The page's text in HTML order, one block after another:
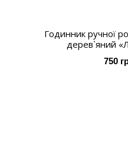
Годинник ручної
дерев`яний
750